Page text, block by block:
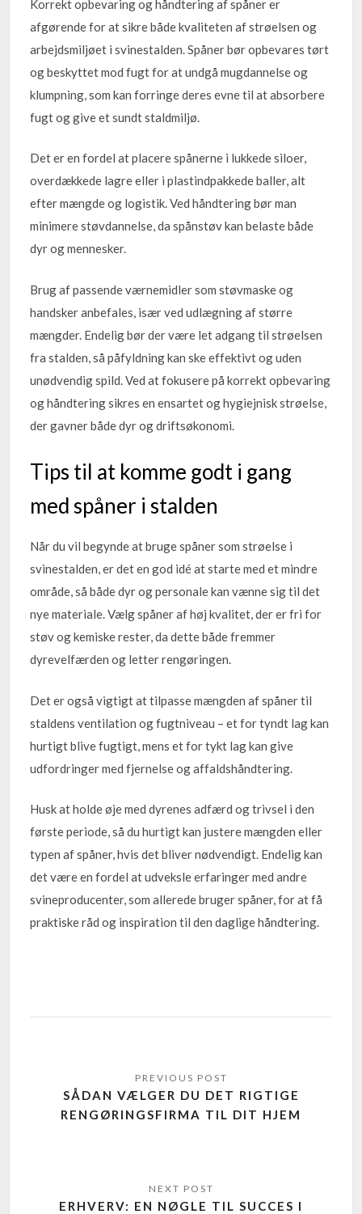
Korrekt opbevaring og håndtering af spåner er
afgørende for at sikre både kvaliteten af strøelsen og
arbejdsmiljøet i svinestalden. Spåner bør opbevares tørt
og beskyttet mod fugt for at undgå mugdannelse og
klumpning, som kan forringe deres evne til at absorbere
fugt og give et sundt staldmiljø.
Det er en fordel at placere spånerne i lukkede siloer,
overdækkede lagre eller i plastindpakkede baller, alt
efter mængde og logistik. Ved håndtering bør man
minimere støvdannelse, da spånstøv kan belaste både
dyr og mennesker.
Brug af passende værnemidler som støvmaske og
handsker anbefales, især ved udlægning af større
mængder. Endelig bør der være let adgang til strøelsen
fra stalden, så påfyldning kan ske effektivt og uden
unødvendig spild. Ved at fokusere på korrekt opbevaring
og håndtering sikres en ensartet og hygiejnisk strøelse,
der gavner både dyr og driftsøkonomi.
Tips til at komme godt i gang
med spåner i stalden
Når du vil begynde at bruge spåner som strøelse i
svinestalden, er det en god idé at starte med et mindre
område, så både dyr og personale kan vænne sig til det
nye materiale. Vælg spåner af høj kvalitet, der er fri for
støv og kemiske rester, da dette både fremmer
dyrevelfærden og letter rengøringen.
Det er også vigtigt at tilpasse mængden af spåner til
staldens ventilation og fugtniveau – et for tyndt lag kan
hurtigt blive fugtigt, mens et for tykt lag kan give
udfordringer med fjernelse og affaldshåndtering.
Husk at holde øje med dyrenes adfærd og trivsel i den
første periode, så du hurtigt kan justere mængden eller
typen af spåner, hvis det bliver nødvendigt. Endelig kan
det være en fordel at udveksle erfaringer med andre
svineproducenter, som allerede bruger spåner, for at få
praktiske råd og inspiration til den daglige håndtering.
SÅDAN VÆLGER DU DET RIGTIGE
RENGØRINGSFIRMA TIL DIT HJEM
ERHVERV: EN NØGLE TIL SUCCES I